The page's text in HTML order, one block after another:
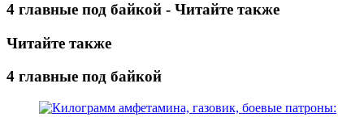
4 главные под байкой - Читайте также
Читайте также
4 главные под байкой